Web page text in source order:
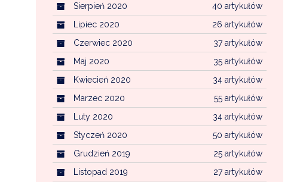
40 artykułów
Sierpień 2020
26 artykułów
Lipiec 2020
37 artykułów
Czerwiec 2020
35 artykułów
Maj 2020
34 artykułów
Kwiecień 2020
55 artykułów
Marzec 2020
34 artykułów
Luty 2020
50 artykułów
Styczeń 2020
25 artykułów
Grudzień 2019
27 artykułów
Listopad 2019